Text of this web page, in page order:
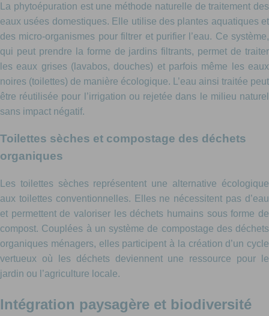
La phytoépuration est une méthode naturelle de traitement des
eaux usées domestiques. Elle utilise des plantes aquatiques et
des micro-organismes pour filtrer et purifier l’eau. Ce système,
qui peut prendre la forme de jardins filtrants, permet de traiter
les eaux grises (lavabos, douches) et parfois même les eaux
noires (toilettes) de manière écologique. L’eau ainsi traitée peut
être réutilisée pour l’irrigation ou rejetée dans le milieu naturel
sans impact négatif.
Toilettes sèches et compostage des déchets
organiques
Les toilettes sèches représentent une alternative écologique
aux toilettes conventionnelles. Elles ne nécessitent pas d’eau
et permettent de valoriser les déchets humains sous forme de
compost. Couplées à un système de compostage des déchets
organiques ménagers, elles participent à la création d’un cycle
vertueux où les déchets deviennent une ressource pour le
jardin ou l’agriculture locale.
Intégration paysagère et biodiversité